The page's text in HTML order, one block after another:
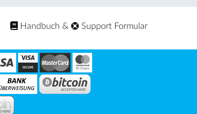
Handbuch & Support Formular